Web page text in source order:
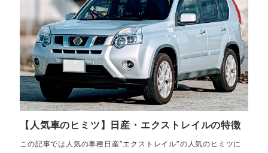
【人気車のヒミツ】日産・エクストレイルの特徴
この記事では人気の車種日産”エクストレイル”の人気のヒミツに